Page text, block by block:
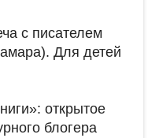
с писателем
Для детей
открытое
блогера